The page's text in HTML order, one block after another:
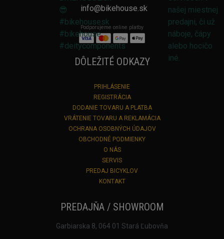
info@bikehouse.sk
Podporujeme online platby
DÔLEŽITÉ ODKAZY
PRIHLÁSENIE
REGISTRÁCIA
DODANIE TOVARU A PLATBA
VRÁTENIE TOVARU A REKLAMÁCIA
OCHRANA OSOBNÝCH ÚDAJOV
OBCHODNÉ PODMIENKY
O NÁS
SERVIS
PREDAJ BICYKLOV
KONTAKT
PREDAJŇA / SHOWROOM
Garbiarska 8, 064 01 Stará Ľubovňa